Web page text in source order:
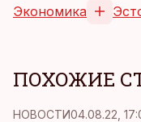
Экономика
ПОХОЖИЕ
НОВОСТИ04.08.22,